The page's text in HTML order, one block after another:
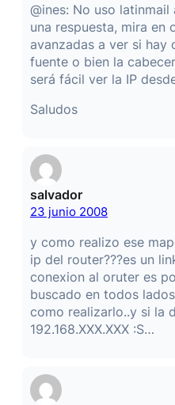
@ines: No uso
una respuesta, mira en
avanzadas a ver si
fuente o bien la
será fácil ver la IP
Saludos
salvador
23 junio 2008
y como realizo ese
ip del router???es un
conexion al oruter es
buscado en todos
como realizarlo..y si la
192.168.XXX.XXX :S…